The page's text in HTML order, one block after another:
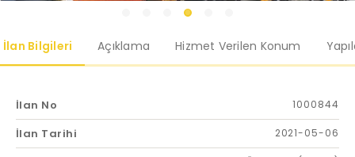
İlan Bilgileri Açıklama Hizmet Verilen Konum
İlan No 1000844
İlan Tarihi 2021-05-06